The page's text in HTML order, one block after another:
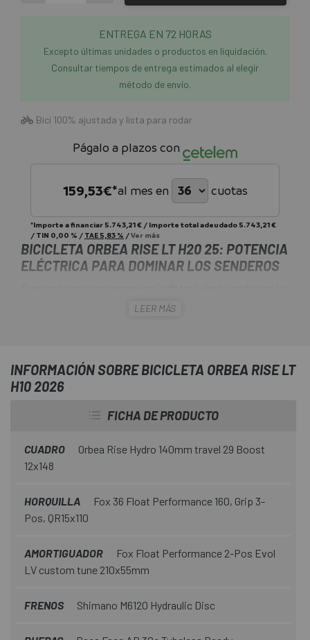
ENTREGA EN 72 HORAS
Excepto últimas unidades o productos en liquidación.
Consultar tiempos de entrega estimados al elegir
método de envío.
Bici 100% ajustada y lista para rodar
Págalo a plazos con
159,53€*al mes en cuotas
*Importe a financiar 5.743,21 € / Importe total adeudado 5.743,21 €
/ TIN 0,00 % / TAE 5,83 % /Ver más
BICICLETA ORBEA RISE LT H20 25: POTENCIA
ELÉCTRICA PARA DOMINAR LOS SENDEROS
Bicicleta Orbea Rise LT H20 25. Esta máquina de alto
Con sus 160mm de recorrido en la horquilla Fox 36 Float y
140mm en el cuadro, esta e-MTB está lista para
y control absoluto.
LEER MÁS
INFORMACIÓN SOBRE BICICLETA ORBEA RISE LT
H10 2026
FICHA DE PRODUCTO
CUADRO
Orbea Rise Hydro 140mm travel 29 Boost
12x148
HORQUILLA
Fox 36 Float Performance 160, Grip 3-
Pos, QR15x110
AMORTIGUADOR
Fox Float Performance 2-Pos Evol
LV custom tune 210x55mm
FRENOS Shimano M6120 Hydraulic Disc